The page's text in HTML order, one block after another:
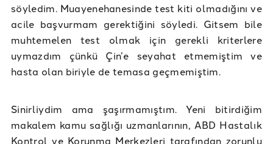
söyledim. Muayenehanesinde test kiti olmadığını ve
acile başvurmam gerektiğini söyledi. Gitsem bile
muhtemelen test olmak için gerekli kriterlere
uymazdım çünkü Çin’e seyahat etmemiştim ve
hasta olan biriyle de temasa geçmemiştim.
Sinirliydim ama şaşırmamıştım. Yeni bitirdiğim
makalem kamu sağlığı uzmanlarının, ABD Hastalık
Kontrol ve Korunma Merkezleri tarafından zorunlu